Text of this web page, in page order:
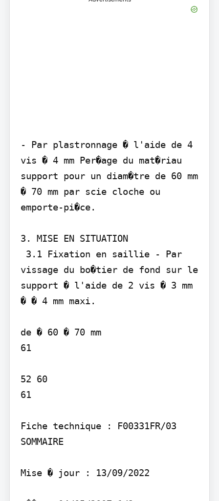
- Par plastronnage � l'aide de 4
vis � 4 mm Per�age du mat�riau
support pour un diam�tre de 60 mm
� 70 mm par scie cloche ou
emporte-pi�ce.
3. MISE EN SITUATION
vissage du bo�tier de fond sur le
support � l'aide de 2 vis � 3 mm
� � 4 mm maxi.
de � 60 � 70 mm
61
52 60
61
Fiche technique : F00331FR/03
SOMMAIRE
Mise � jour : 13/09/2022